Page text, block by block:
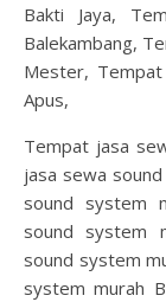
Bakti Jaya,
Balekambang,
Mester,
Apus,
Tempat jasa
jasa sewa
sound system
sound system
sound system
system murah